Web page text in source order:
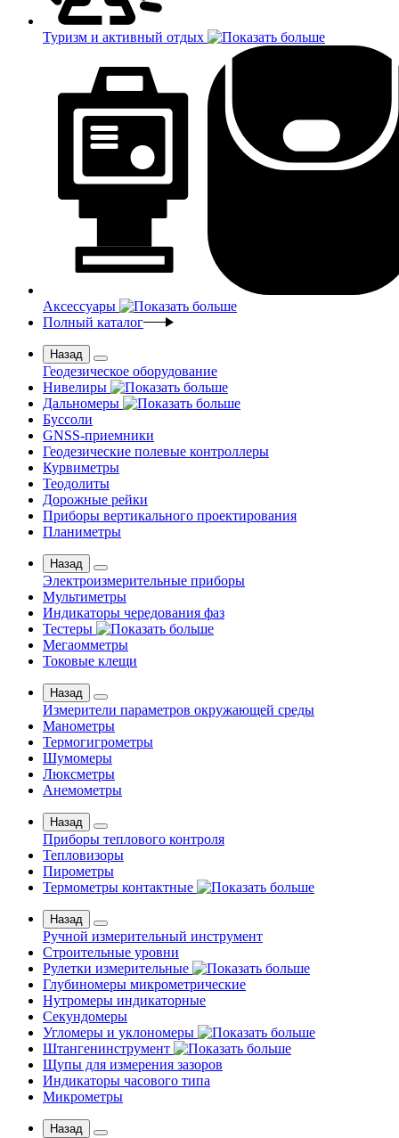
Туризм и активный отдых
Аксессуары
Полный каталог
Назад
Геодезическое оборудование
Нивелиры
Дальномеры
Буссоли
GNSS-приемники
Геодезические полевые контроллеры
Курвиметры
Теодолиты
Дорожные рейки
Приборы вертикального проектирования
Планиметры
Назад
Электроизмерительные приборы
Мультиметры
Индикаторы чередования фаз
Тестеры
Мегаомметры
Токовые клещи
Назад
Измерители параметров окружающей среды
Манометры
Термогигрометры
Шумомеры
Люксметры
Анемометры
Назад
Приборы теплового контроля
Тепловизоры
Пирометры
Термометры контактные
Назад
Ручной измерительный инструмент
Строительные уровни
Рулетки измерительные
Глубиномеры микрометрические
Нутромеры индикаторные
Секундомеры
Угломеры и уклономеры
Штангенинструмент
Щупы для измерения зазоров
Индикаторы часового типа
Микрометры
Назад